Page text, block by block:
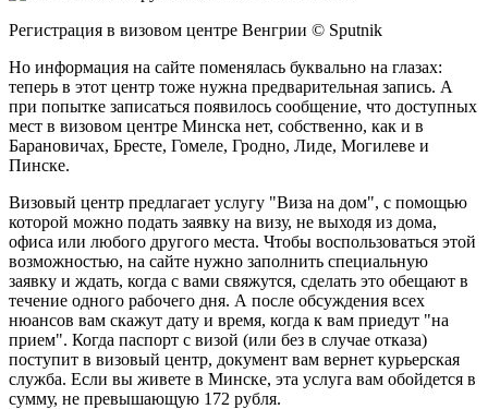
Регистрация в визовом центре Венгрии © Sputnik
Но информация на сайте поменялась буквально на глазах:
теперь в этот центр тоже нужна предварительная запись. А
при попытке записаться появилось сообщение, что доступных
мест в визовом центре Минска нет, собственно, как и в
Барановичах, Бресте, Гомеле, Гродно, Лиде, Могилеве и
Пинске.
Визовый центр предлагает услугу "Виза на дом", с помощью
которой можно подать заявку на визу, не выходя из дома,
офиса или любого другого места. Чтобы воспользоваться этой
возможностью, на сайте нужно заполнить специальную
заявку и ждать, когда с вами свяжутся, сделать это обещают в
течение одного рабочего дня. А после обсуждения всех
нюансов вам скажут дату и время, когда к вам приедут "на
прием". Когда паспорт с визой (или без в случае отказа)
поступит в визовый центр, документ вам вернет курьерская
служба. Если вы живете в Минске, эта услуга вам обойдется в
сумму, не превышающую 172 рубля.